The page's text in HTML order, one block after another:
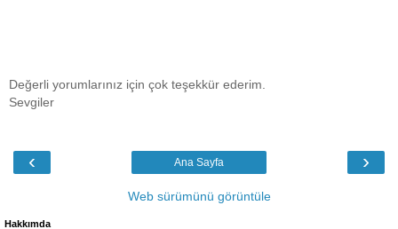
Değerli yorumlarınız için çok teşekkür ederim.
Sevgiler
‹ ›
Ana Sayfa
Web sürümünü görüntüle
Hakkımda